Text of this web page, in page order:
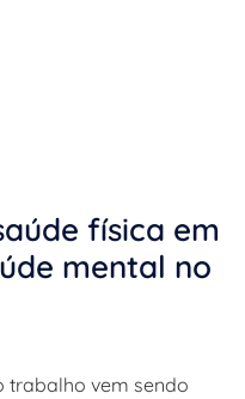
física em
mental no
trabalho vem sendo